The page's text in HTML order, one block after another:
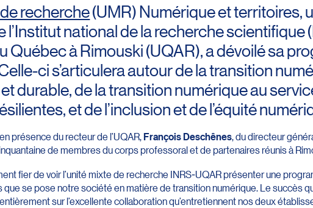
recherche(UMR) Numérique et territoires,
l’Institut national de la recherche scientifique
Québec à Rimouski (UQAR), a dévoilé sa
ci s’articulera autour de la transition
durable, de la transition numérique au
et de l’inclusion et de l’équité
présence du recteur de l’UQAR,François Deschênes, du directeur
de membres du corps professoral et de partenaires réunis à
fier de voir l’unité mixte de recherche INRS-UQAR présenter une
se pose notre société en matière de transition numérique. Le succès
sur l’excellente collaboration qu’entretiennent nos deux